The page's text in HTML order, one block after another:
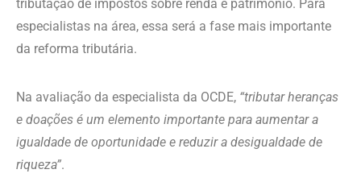
tributação de impostos sobre renda e patrimônio. Para
especialistas na área, essa será a fase mais importante
da reforma tributária.
Na avaliação da especialista da OCDE, “tributar heranças
e doações é um elemento importante para aumentar a
igualdade de oportunidade e reduzir a desigualdade de
riqueza”.